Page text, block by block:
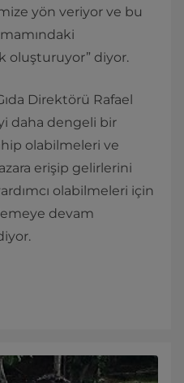
yön veriyor ve bu
oluşturuyor” diyor.
Direktörü Rafael
daha dengeli bir
olabilmeleri ve
erişip gelirlerini
olabilmeleri için
devam